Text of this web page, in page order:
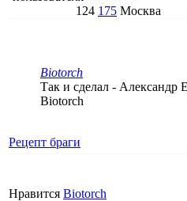
124 175 Москва
Biotorch
Так и сделал - Александр
Biotorch
Рецепт браги
Нравится Biotorch